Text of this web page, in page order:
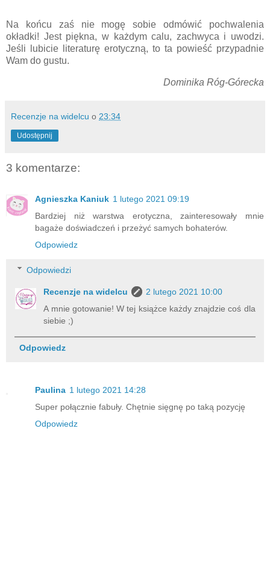
Na końcu zaś nie mogę sobie odmówić pochwalenia
okładki! Jest piękna, w każdym calu, zachwyca i uwodzi.
Jeśli lubicie literaturę erotyczną, to ta powieść przypadnie
Wam do gustu.
Dominika Róg-Górecka
Recenzje na widelcu o 23:34
Udostępnij
3 komentarze:
Agnieszka Kaniuk 1 lutego 2021 09:19
Bardziej niż warstwa erotyczna, zainteresowały mnie
bagaże doświadczeń i przeżyć samych bohaterów.
Odpowiedz
Odpowiedzi
Recenzje na widelcu
2 lutego 2021 10:00
A mnie gotowanie! W tej książce każdy znajdzie coś dla
siebie ;)
Odpowiedz
Paulina 1 lutego 2021 14:28
Super połącznie fabuły. Chętnie sięgnę po taką pozycję
Odpowiedz